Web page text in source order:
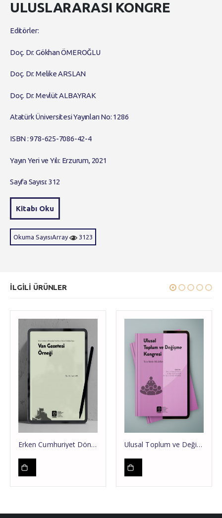
ULUSLARARASI KONGRE
Editörler:
Doç. Dr. Gökhan ÖMEROĞLU
Doç. Dr. Melike ARSLAN
Doç. Dr. Mevlüt ALBAYRAK
Atatürk Üniversitesi Yayınları No: 1286
ISBN : 978-625-7086-42-4
Yayın Yeri ve Yılı: Erzurum, 2021
Sayfa Sayısı: 312
Kitabı Oku
Okuma SayısıArray 3123
ILGILI ÜRÜNLER
Erken Cumhuriyet Döneminde Yerel Basın Yoluyla Türklüğün İnşası: Van Gazetesi Örneği Ulusal Toplum ve Değişme Kongresi Tam Metin Bildiriler